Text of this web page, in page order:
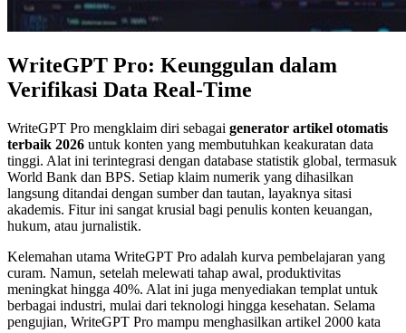
WriteGPT Pro: Keunggulan dalam
Verifikasi Data Real-Time
WriteGPT Pro mengklaim diri sebagai generator artikel otomatis
terbaik 2026 untuk konten yang membutuhkan keakuratan data
tinggi. Alat ini terintegrasi dengan database statistik global, termasuk
World Bank dan BPS. Setiap klaim numerik yang dihasilkan
langsung ditandai dengan sumber dan tautan, layaknya sitasi
akademis. Fitur ini sangat krusial bagi penulis konten keuangan,
hukum, atau jurnalistik.
Kelemahan utama WriteGPT Pro adalah kurva pembelajaran yang
curam. Namun, setelah melewati tahap awal, produktivitas
meningkat hingga 40%. Alat ini juga menyediakan templat untuk
berbagai industri, mulai dari teknologi hingga kesehatan. Selama
pengujian, WriteGPT Pro mampu menghasilkan artikel 2000 kata